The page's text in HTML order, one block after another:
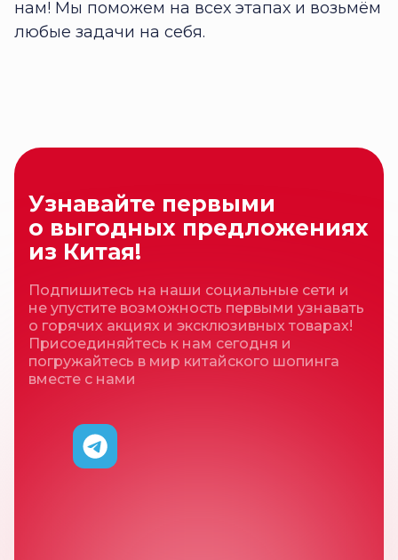
нам! Мы поможем на всех этапах и возьмём
любые задачи на себя.
Узнавайте первыми
о выгодных предложениях
из Китая!
Подпишитесь на наши социальные сети и
не упустите возможность первыми узнавать
о горячих акциях и эксклюзивных товарах!
Присоединяйтесь к нам сегодня и
погружайтесь в мир китайского шопинга
вместе с нами
Свяжитесь с нами